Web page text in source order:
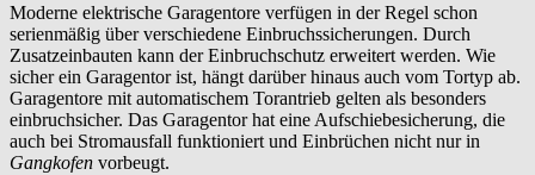
Moderne elektrische Garagentore verfügen in der Regel schon
serienmäßig über verschiedene Einbruchssicherungen. Durch
Zusatzeinbauten kann der Einbruchschutz erweitert werden. Wie
sicher ein Garagentor ist, hängt darüber hinaus auch vom Tortyp ab.
Garagentore mit automatischem Torantrieb gelten als besonders
einbruchsicher. Das Garagentor hat eine Aufschiebesicherung, die
auch bei Stromausfall funktioniert und Einbrüchen nicht nur in
Gangkofen vorbeugt.